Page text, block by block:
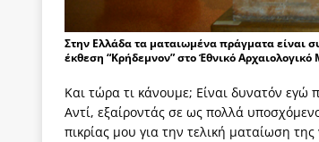
Στην Ελλάδα τα ματαιωμένα πράγματα είναι
έκθεση “Κρήδεμνον” στο Έθνικό Αρχαιολογικό
Και τώρα τι κάνουμε; Είναι δυνατόν εγώ
Αντί, εξαίροντάς σε ως πολλά
πικρίας μου για την τελική ματαίωση